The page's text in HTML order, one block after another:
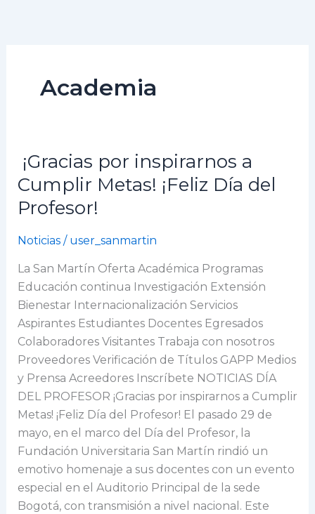
Academia
¡Gracias por inspirarnos a
Cumplir Metas! ¡Feliz Día del
Profesor!
Noticias/ user_sanmartin
La San Martín Oferta Académica Programas
Educación continua Investigación Extensión
Bienestar Internacionalización Servicios
Aspirantes Estudiantes Docentes Egresados
Colaboradores Visitantes Trabaja con nosotros
Proveedores Verificación de Títulos GAPP Medios
y Prensa Acreedores Inscríbete NOTICIAS DÍA
DEL PROFESOR ¡Gracias por inspirarnos a Cumplir
Metas! ¡Feliz Día del Profesor! El pasado 29 de
mayo, en el marco del Día del Profesor, la
Fundación Universitaria San Martín rindió un
emotivo homenaje a sus docentes con un evento
especial en el Auditorio Principal de la sede
Bogotá, con transmisión a nivel nacional. Este
¡Gracias
por
inspirarnos
a
¡Feliz
Día
del
Profesor!